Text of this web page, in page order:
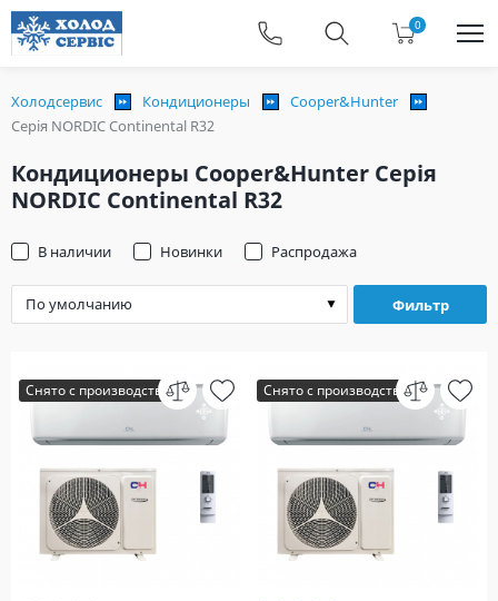
0
Холодсервис Кондиционеры
Cooper&Hunter
Серія NORDIC Continental R32
Кондиционеры Cooper&Hunter Серія
NORDIC Continental R32
Фильтр
В наличии Новинки Распродажа
Снято с производства Снято с производства